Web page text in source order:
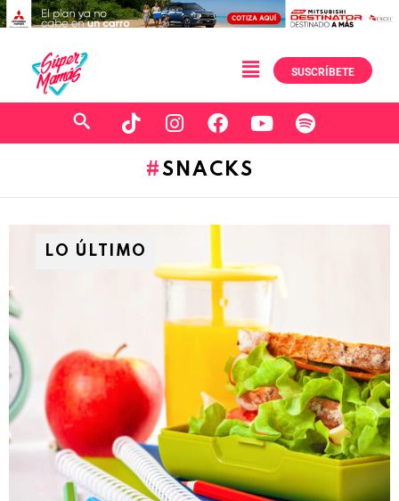
SUSCRÍBETE
SNACKS
LO ÚLTIMO